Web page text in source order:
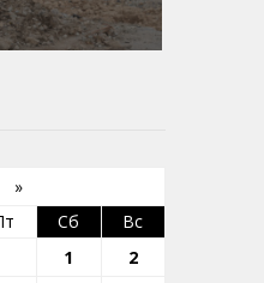
»
Сб
Вс
1
2